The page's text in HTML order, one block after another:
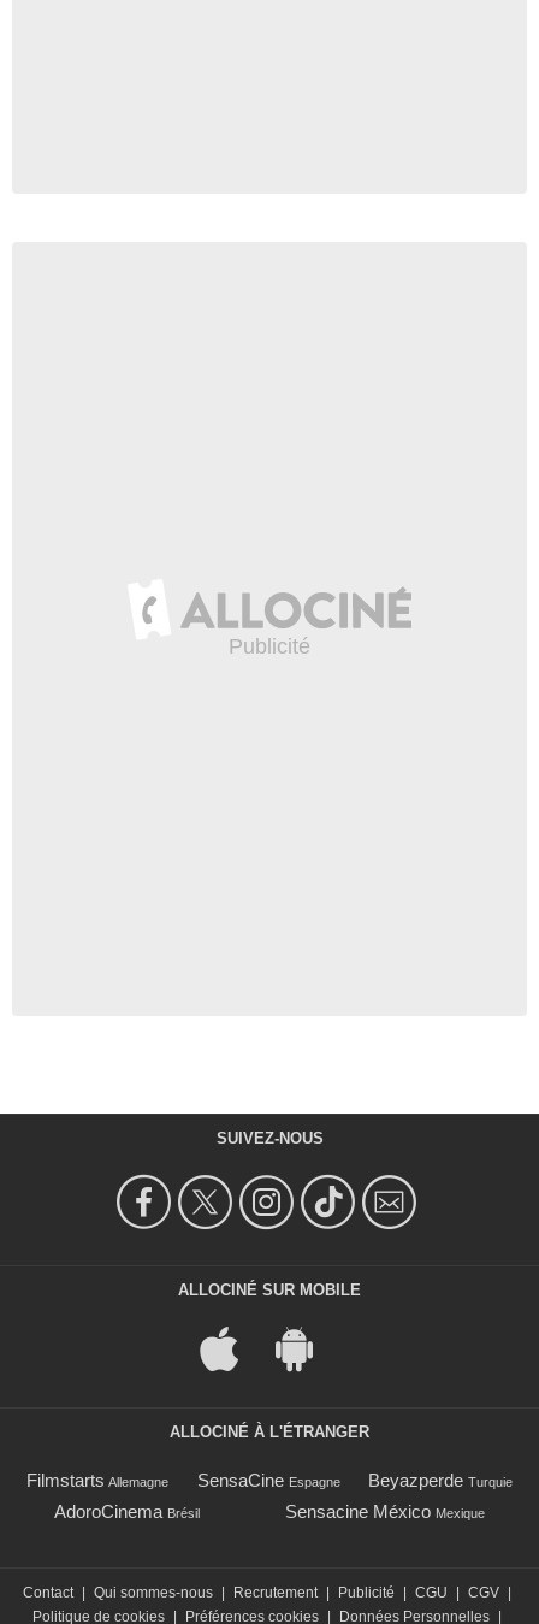
SUIVEZ-NOUS
ALLOCINÉ SUR MOBILE
ALLOCINÉ À L'ÉTRANGER
Filmstarts Allemagne SensaCine Espagne Beyazperde Turquie
AdoroCinema Brésil Sensacine México Mexique
Contact Qui sommes-nous Recrutement Publicité CGU CGV
Politique de cookies
Préférences cookies Données Personnelles